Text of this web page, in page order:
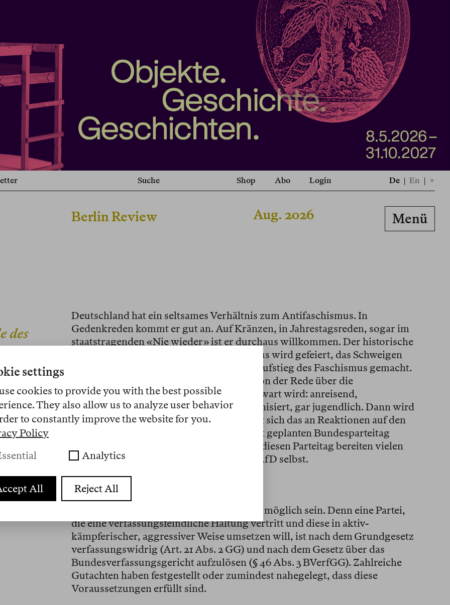
Suche Shop Abo Login De | En | +
Berlin Review Aug. 2026 Menü
des
Deutschland hat ein seltsames Verhältnis zum Antifaschismus. In
Gedenkreden kommt er gut an. Auf Kränzen, in Jahrestagsreden, sogar im
staatstragenden «Nie wieder» ist er durchaus willkommen. Der historische
Widerstand gegen den Nationalsozialismus wird gefeiert, das Schweigen
der Mehrheit mitverantwortlich für den Aufstieg des Faschismus gemacht.
Das ändert sich, sobald Antifaschismus von der Rede über die
Vergangenheit zur Aktivität in der Gegenwart wird: anreisend,
widersetzend, störend, blockierend, organisiert, gar jugendlich. Dann wird
er auf einmal zur Bedrohung. Aktuell lässt sich das an Reaktionen auf den
von der AfD für den 4. und 5. Juli in Erfurt geplanten Bundesparteitag
sehen. Die angekündigten Proteste gegen diesen Parteitag bereiten vielen
Deutschen offenbar mehr Sorgen als die AfD selbst.
Die Verfassungsfeindlichkeit der AfD
Eigentlich sollte dieser Parteitag gar nicht möglich sein. Denn eine Partei,
die eine verfassungsfeindliche Haltung vertritt und diese in aktiv-
kämpferischer, aggressiver Weise umsetzen will, ist nach dem Grundgesetz
verfassungswidrig (Art. 21 Abs. 2 GG) und nach dem Gesetz über das
Bundesverfassungsgericht aufzulösen (§ 46 Abs. 3 BVerfGG). Zahlreiche
Gutachten haben festgestellt oder zumindest nahegelegt, dass diese
Voraussetzungen erfüllt sind.
settings
cookies to provide you with the best possible
They also allow us to analyze user behavior
to constantly improve the website for you.
Policy
Analytics
All Reject All